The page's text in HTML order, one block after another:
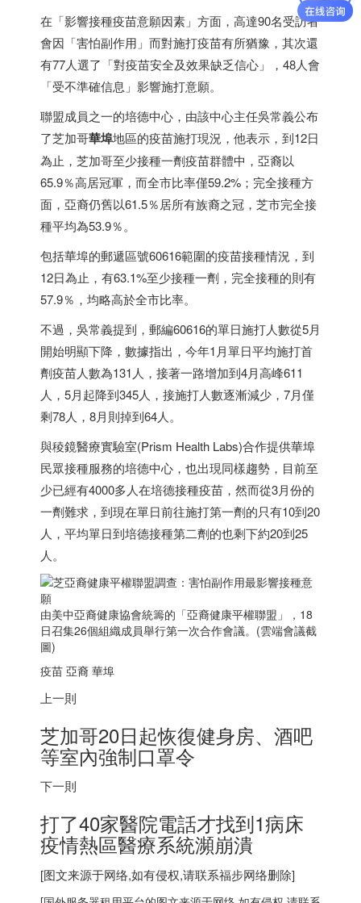
在「影響接種疫苗意願因素」方面，高達90名受訪者
會因「害怕副作用」而對施打疫苗有所猶豫，其次還
有77人選了「對疫苗安全及效果缺乏信心」，48人會
「受不準確信息」影響施打意願。
聯盟成員之一的培德中心，由該中心主任吳常義公布
了芝加哥華埠地區的疫苗施打現況，他表示，到12日
為止，芝加哥至少接種一劑疫苗群體中，亞裔以
65.9％高居冠軍，而全市比率僅59.2%；完全接種方
面，亞裔仍舊以61.5％居所有族裔之冠，芝市完全接
種平均為53.9％。
包括華埠的郵遞區號60616範圍的疫苗接種情況，到
12日為止，有63.1%至少接種一劑，完全接種的則有
57.9％，均略高於全市比率。
不過，吳常義提到，郵編60616的單日施打人數從5月
開始明顯下降，數據指出，今年1月單日平均施打首
劑疫苗人數為131人，接著一路增加到4月高峰611
人，5月起降到345人，接施打人數逐漸減少，7月僅
剩78人，8月則掉到64人。
與稜鏡醫療實驗室(Prism Health Labs)合作提供華埠
民眾接種服務的培德中心，也出現同樣趨勢，目前至
少已經有4000多人在培德接種疫苗，然而從3月份的
一劑難求，到現在單日前往施打第一劑的只有10到20
人，平均單日到培德接種第二劑的也剩下約20到25
人。
由美中亞裔健康協會統籌的「亞裔健康平權聯盟」，18
日召集26個組織成員舉行第一次合作會議。(雲端會議截
圖)
疫苗 亞裔 華埠
上一則
芝加哥20日起恢復健身房、酒吧
等室內強制口罩令
下一則
打了40家醫院電話才找到1病床
疫情熱區醫療系統瀕崩潰
[图文来源于网络,如有侵权,请联系福步网络删除]